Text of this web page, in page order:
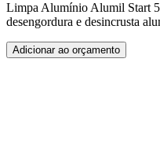
Limpa Alumínio Alumil Start
desengordura e desincrusta
Adicionar ao orçamento